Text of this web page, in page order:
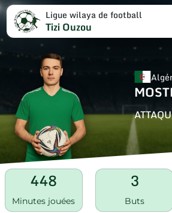
Ligue wilaya de football
Tizi Ouzou
448
Minutes jouées
3
Buts